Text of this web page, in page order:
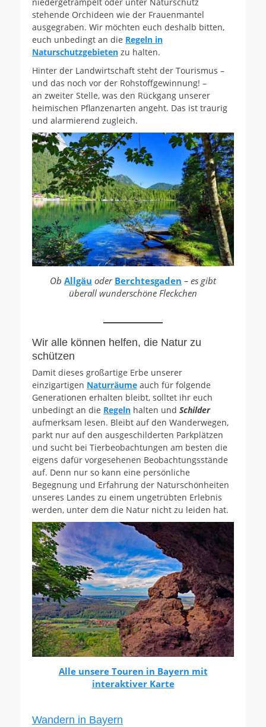
stehende Orchideen wie der Frauenmantel
ausgegraben. Wir möchten euch deshalb bitten,
euch unbedingt an die Regeln in
Naturschutzgebieten zu halten.
Hinter der Landwirtschaft steht der Tourismus –
und das noch vor der Rohstoffgewinnung! –
an zweiter Stelle, was den Rückgang unserer
heimischen Pflanzenarten angeht. Das ist traurig
und alarmierend zugleich.
Ob Allgäu oder Berchtesgaden – es gibt
überall wunderschöne Fleckchen
Wir alle können helfen, die Natur zu
schützen
Damit dieses großartige Erbe unserer
einzigartigen Naturräume auch für folgende
Generationen erhalten bleibt, solltet ihr euch
unbedingt an die Regeln halten und Schilder
aufmerksam lesen. Bleibt auf den Wanderwegen,
parkt nur auf den ausgeschilderten Parkplätzen
und sucht bei Tierbeobachtungen am besten die
eigens dafür vorgesehenen Beobachtungsstände
auf. Denn nur so kann eine persönliche
Begegnung und Erfahrung der Naturschönheiten
unseres Landes zu einem ungetrübten Erlebnis
werden, unter dem die Natur nicht zu leiden hat.
Alle unsere Touren in Bayern mit
interaktiver Karte
Wandern in Bayern